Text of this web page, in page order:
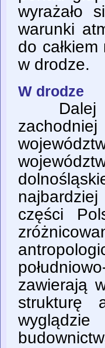
wyrażało
warunki
do
w drodze.
W drodze
Dalej
części
zawierają
strukturę